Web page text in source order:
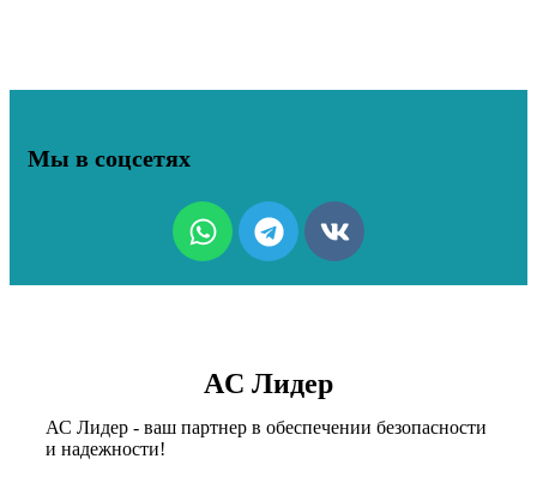
Мы в соцсетях
AC Лидер
АС Лидер - ваш партнер в обеспечении безопасности
и надежности!